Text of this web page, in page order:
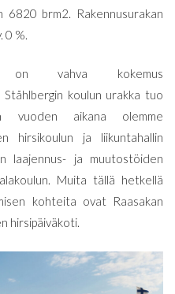
6820 brm2. Rakennusurakan
0 %.
on vahva kokemus
koulun urakka tuo
vuoden aikana olemme
hirsikoulun ja liikuntahallin
laajennus- ja muutostöiden
Muita tällä hetkellä
kohteita ovat Raasakan
hirsipäiväkoti.